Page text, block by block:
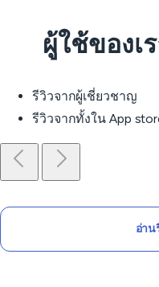
ผู้ใช้ของเ
รีวิวจากผู้เชี่ยวชาญ
รีวิวจากทั้งใน App
อ่าน